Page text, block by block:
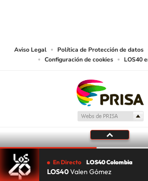
Aviso Legal Política de Protección de datos
Configuración de cookies
LOS40
En Directo LOS40 Colombia
LOS40Valen Gómez